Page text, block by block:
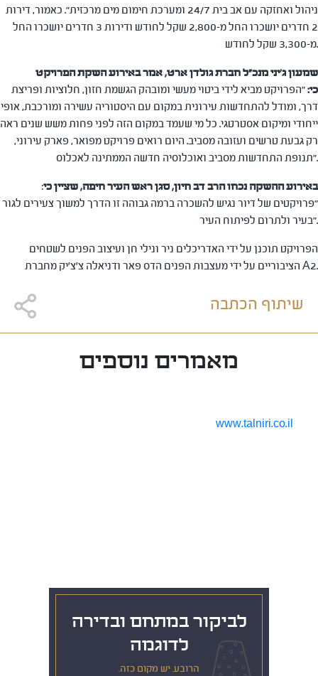
ניהול ואחזקה עם אב בית 24/7 ומערכת חימום מים מרכזית". כאמור, דירות
2 חדרים יושכרו החל מ-2,800 שקל לחודש ודירות 3 חדרים יושכרו החל
מ-3,300 שקל לחודש.
שמעון ג'יני מנכ"ל חברת גולדן ארט, אמר באירוע השקת הפרויקט
כי: "הפרויקט מביא לידי ביטוי מעשי ומובהק הגשמת חזון, חלוציות ופריצת
דרך, ומודל להתחדשות עירונית במקום עם היסטוריה עשירה ומורכבת, אופי
ייחודי ומיקום אסטרטגי. כל מי שעמד במקום הזה לפני פחות משש שנים ראה
רק גבעת טרשים ועזובה מסביב. היום רואים פרויקט מפואר, פארק עירוני,
תנופת התחדשות מסביב ואוכלוסיה חדשה הממתינה לאכלוס".
באירוע ההשקה נכחו הרב דב חיון, סגן ראש העיר חיפה, שציין כי:
"פרויקטים של דיור נגיש להשכרה ברמה גבוהה זו הדרך למשוך צעירים לגור
בעיר ולתרום לפיתוח העיר".
הפרויקט תוכנן על ידי האדריכלים ניר ונילי חן ועיצוב הפנים לשטחים
הציבוריים על ידי מעצבות הפנים הדס פאר ודניאלה צ'צ'יק מחברת A2.
שיתוף הכתבה
מאמרים נוספים
www.talniri.co.il
לביקור במתחם ובדירה
לדוגמה
הרובע. יש מקום כזה.